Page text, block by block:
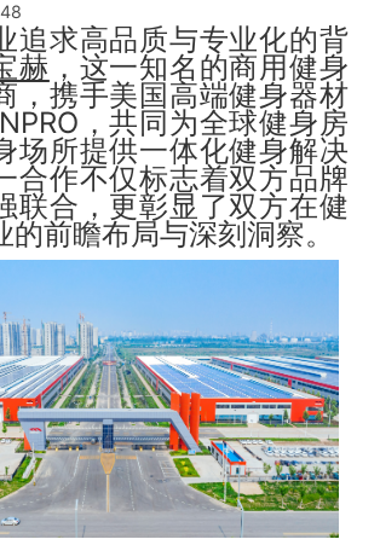
追求高品质与专业化的背
赫 ，这一知名的商用健身
，携手美国高端健身器材
，共同为全球健身房
场所提供一体化健身解决
合作不仅标志着双方品牌
联合，更彰显了双方在健
的前瞻布局与深刻洞察。